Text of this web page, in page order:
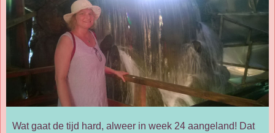
Wat gaat de tijd hard, alweer in week 24 aangeland! Dat